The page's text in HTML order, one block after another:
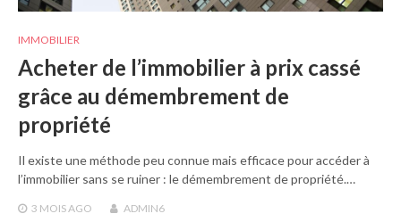
IMMOBILIER
Acheter de l’immobilier à prix cassé
grâce au démembrement de
propriété
Il existe une méthode peu connue mais efficace pour accéder à
l’immobilier sans se ruiner : le démembrement de propriété.…
3 MOISAGO ADMIN6